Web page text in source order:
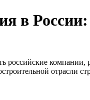
в
российские компании,
отрасли